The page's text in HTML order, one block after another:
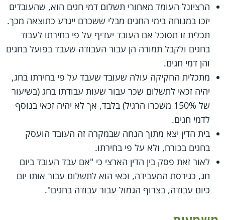
הרציונל העומד מאחורי תשלום דמי חגים הוא, שהעובדים
יזכו במנוחה בימי החגים מבלי ששכרם ייגרע כתוצאה מכך.
תכלית זו תסוכל אם העובד יעדיף על פי בחירתו לעבוד
בחגים ולקבל תמורה הן עבור העבודה שעבד בפועל בחגים
והן דמי חגים.
מתכלית החקיקה עולה שעובד שעבד על פי בחירתו בחג,
יהיה זכאי לתשלום שכר עבור שעות עבודתו בחג (בשיעור
של 150% משכרו הרגיל) בלבד, אך לא יהיה זכאי בנוסף
לדמי חגים.
בית הדין יצא מתוך הנחה שבמקרה זה העובד הועסק
בחגים בכורח, ולא על פי בחירתו.
לאור זאת פסק בין הדין הארצי כי "אם עבד העובד ביום
חג, כגירסת המעבידה, זכאי הוא לתשלום עבור אותו יום
כיום עבודה, בצרוף הגמול עבור עבודה בחגים".